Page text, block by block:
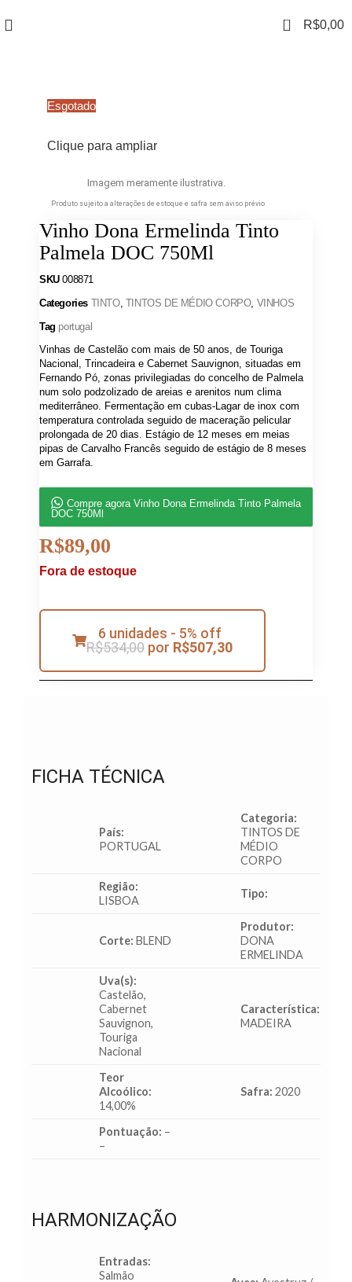
0 R$0,00
Esgotado
Clique para ampliar
Imagem meramente ilustrativa.
Produto sujeito a alterações de estoque e safra sem aviso prévio
Vinho Dona Ermelinda Tinto
Palmela DOC 750Ml
SKU008871
Categories TINTO, TINTOS DE MÉDIO CORPO, VINHOS
Tag portugal
Vinhas de Castelão com mais de 50 anos, de Touriga
Nacional, Trincadeira e Cabernet Sauvignon, situadas em
Fernando Pó, zonas privilegiadas do concelho de Palmela
num solo podzolizado de areias e arenitos num clima
mediterrâneo. Fermentação em cubas-Lagar de inox com
temperatura controlada seguido de maceração pelicular
prolongada de 20 dias. Estágio de 12 meses em meias
pipas de Carvalho Francês seguido de estágio de 8 meses
em Garrafa.
Compre agora Vinho Dona Ermelinda Tinto Palmela
DOC 750Ml
R$89,00
Fora de estoque
6 unidades - 5% off
R$534,00 por R$507,30
FICHA TÉCNICA
País:
PORTUGAL
Categoria:
TINTOS DE
MÉDIO
CORPO
Região:
LISBOA
Tipo:
Corte: BLEND
Produtor:
DONA
ERMELINDA
Uva(s):
Castelão,
Cabernet
Sauvignon,
Touriga
Nacional
Característica:
MADEIRA
Teor
Alcoólico:
14,00%
Safra: 2020
Pontuação: –
–
HARMONIZAÇÃO
Entradas:
Salmão